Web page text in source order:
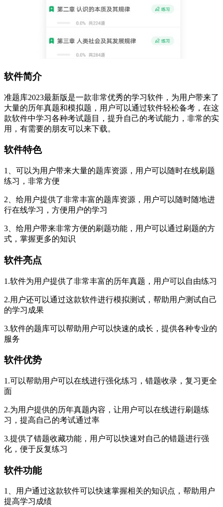
软件简介
准题库2023最新版是一款非常优秀的学习软件，为用户带来了
大量的历年真题和模拟题，用户可以通过软件轻松备考，在这
款软件中学习各种考试题目，提升自己的考试能力，非常的实
用，有需要的朋友可以来下载。
软件特色
1、可以为用户带来大量的题库资源，用户可以随时在线刷题
练习，非常方便
2、给用户提供了非常丰富的题库资源，用户可以随时随地进
行在线学习，方便用户的学习
3、给用户带来非常方便的刷题功能，用户可以通过刷题的方
式，掌握更多的知识
软件亮点
1.软件为用户提供了非常丰富的历年真题，用户可以自由练习
2.用户还可以通过这款软件进行模拟测试，帮助用户测试自己
的学习成果
3.软件的题库可以帮助用户可以快速的成长，提供各种专业的
服务
软件优势
1.可以帮助用户可以在线进行强化练习，错题收录，复习更全
面
2.为用户提供的历年真题内容，让用户可以在线进行刷题练
习，提高自己的考试通过率
3.提供了错题收藏功能，用户可以快速对自己的错题进行强
化，便于反复练习
软件功能
1、用户通过这款软件可以快速掌握相关的知识点，帮助用户
提高学习成绩